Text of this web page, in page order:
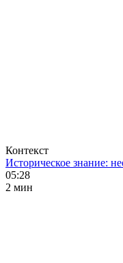
Контекст
Историческое знание:
05:28
2 мин